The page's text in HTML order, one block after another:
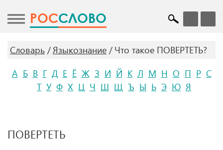
POCСЛОВО
Словарь Языкознание
Что такое ПОВЕРТЕТЬ?
А Б В Г Д Е Ё Ж З И Й К Л М Н О П Р С
Т У Ф Х Ц Ч Ш Щ Ъ Ы Ь Э Ю Я
ПОВЕРТЕТЬ